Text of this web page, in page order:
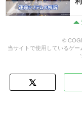
©
当サイトで使用しているゲ